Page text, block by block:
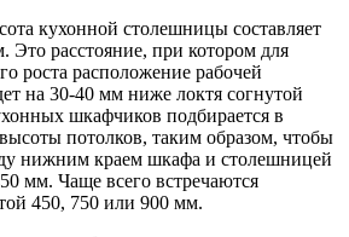
кухонной столешницы составляет
Это расстояние, при котором для
роста расположение рабочей
на 30-40 мм ниже локтя согнутой
шкафчиков подбирается в
потолков, таким образом, чтобы
нижним краем шкафа и столешницей
мм. Чаще всего встречаются
450, 750 или 900 мм.